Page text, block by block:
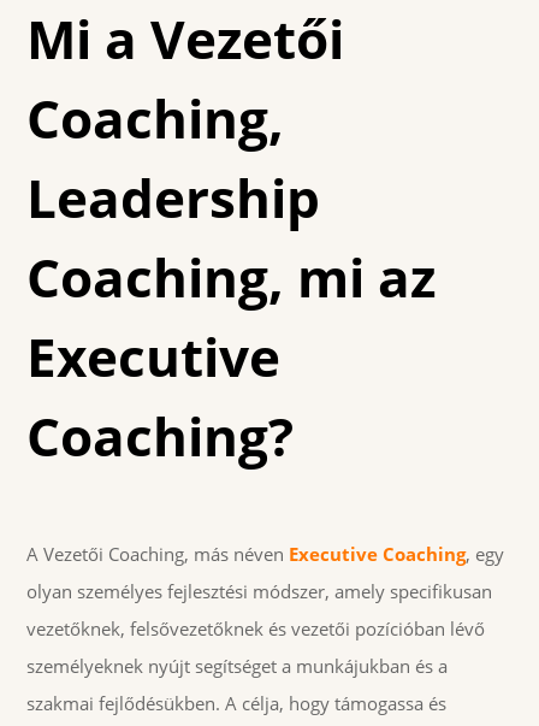
Mi a Vezetői
Coaching,
Leadership
Coaching, mi az
Executive
Coaching?
A Vezetői Coaching, más néven Executive Coaching, egy
olyan személyes fejlesztési módszer, amely specifikusan
vezetőknek, felsővezetőknek és vezetői pozícióban lévő
személyeknek nyújt segítséget a munkájukban és a
szakmai fejlődésükben. A célja, hogy támogassa és